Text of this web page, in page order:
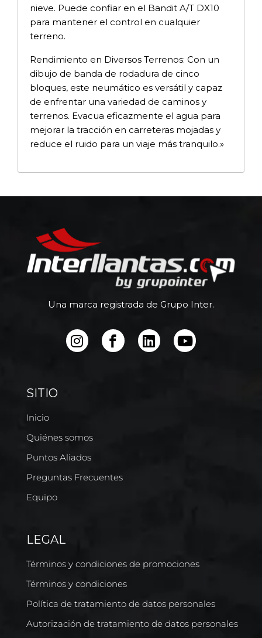
nieve. Puede confiar en el Bandit A/T DX10
para mantener el control en cualquier
terreno.
Rendimiento en Diversos Terrenos: Con un
dibujo de banda de rodadura de cinco
bloques, este neumático es versátil y capaz
de enfrentar una variedad de caminos y
terrenos. Evacua eficazmente el agua para
mejorar la tracción en carreteras mojadas y
reduce el ruido para un viaje más tranquilo.»
Una marca registrada de Grupo Inter.
SITIO
Inicio
Quiénes somos
Puntos Aliados
Preguntas Frecuentes
Equipo
LEGAL
Términos y condiciones de promociones
Términos y condiciones
Política de tratamiento de datos personales
Autorización de tratamiento de datos personales